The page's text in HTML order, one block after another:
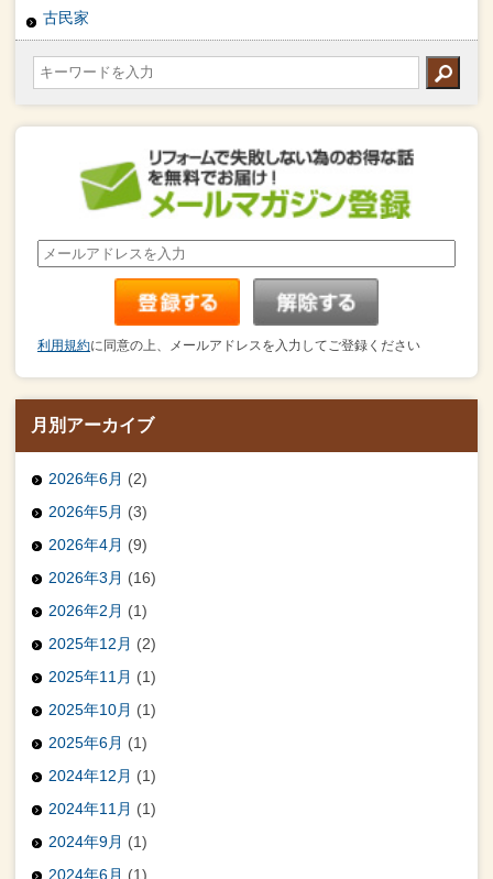
古民家
利用規約に同意の上、メールアドレスを入力してご登録ください
月別アーカイブ
2026年6月 (2)
2026年5月 (3)
2026年4月 (9)
2026年3月 (16)
2026年2月 (1)
2025年12月 (2)
2025年11月 (1)
2025年10月 (1)
2025年6月 (1)
2024年12月 (1)
2024年11月 (1)
2024年9月 (1)
2024年6月 (1)